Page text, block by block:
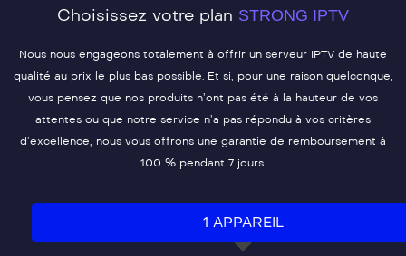
Choisissez votre plan STRONG IPTV
Nous nous engageons totalement à offrir un serveur IPTV de haute
qualité au prix le plus bas possible. Et si, pour une raison quelconque,
vous pensez que nos produits n’ont pas été à la hauteur de vos
attentes ou que notre service n’a pas répondu à vos critères
d’excellence, nous vous offrons une garantie de remboursement à
100 % pendant 7 jours.
1 APPAREIL